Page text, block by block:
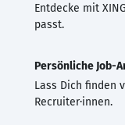
Entdecke mit
passt.
Persönliche Job-
Lass Dich finden
Recruiter·innen.